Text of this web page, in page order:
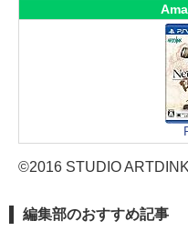
©2016 STUDIO
編集部のおすすめ記事